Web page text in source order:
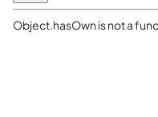
Object.hasOwn is not a